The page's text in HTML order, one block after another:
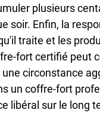
plusieurs
soir. Enfin, la
traite et les
fort certifié peut
circonstance
un coffre-fort
libéral sur le long